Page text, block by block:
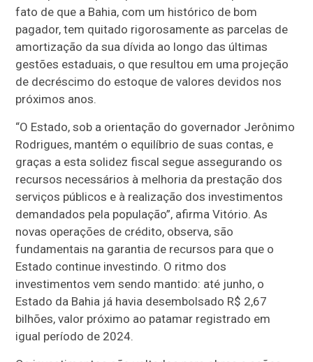
fato de que a Bahia, com um histórico de bom
pagador, tem quitado rigorosamente as parcelas de
amortização da sua dívida ao longo das últimas
gestões estaduais, o que resultou em uma projeção
de decréscimo do estoque de valores devidos nos
próximos anos.
“O Estado, sob a orientação do governador Jerônimo
Rodrigues, mantém o equilíbrio de suas contas, e
graças a esta solidez fiscal segue assegurando os
recursos necessários à melhoria da prestação dos
serviços públicos e à realização dos investimentos
demandados pela população”, afirma Vitório. As
novas operações de crédito, observa, são
fundamentais na garantia de recursos para que o
Estado continue investindo. O ritmo dos
investimentos vem sendo mantido: até junho, o
Estado da Bahia já havia desembolsado R$ 2,67
bilhões, valor próximo ao patamar registrado em
igual período de 2024.